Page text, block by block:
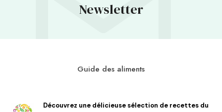
Newsletter
Guide des aliments
Découvrez une délicieuse sélection de recettes du